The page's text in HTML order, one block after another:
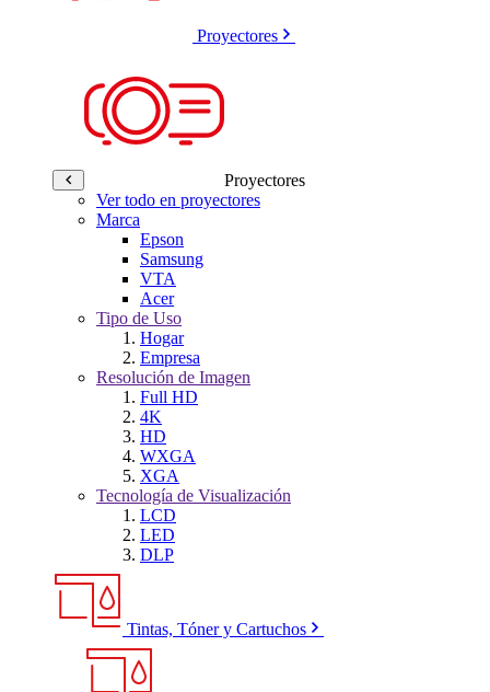
Proyectores
Proyectores
Ver todo en proyectores
Marca
Epson
Samsung
VTA
Acer
Tipo de Uso
Hogar
Empresa
Resolución de Imagen
Full HD
4K
HD
WXGA
XGA
Tecnología de Visualización
LCD
LED
DLP
Tintas, Tóner y Cartuchos